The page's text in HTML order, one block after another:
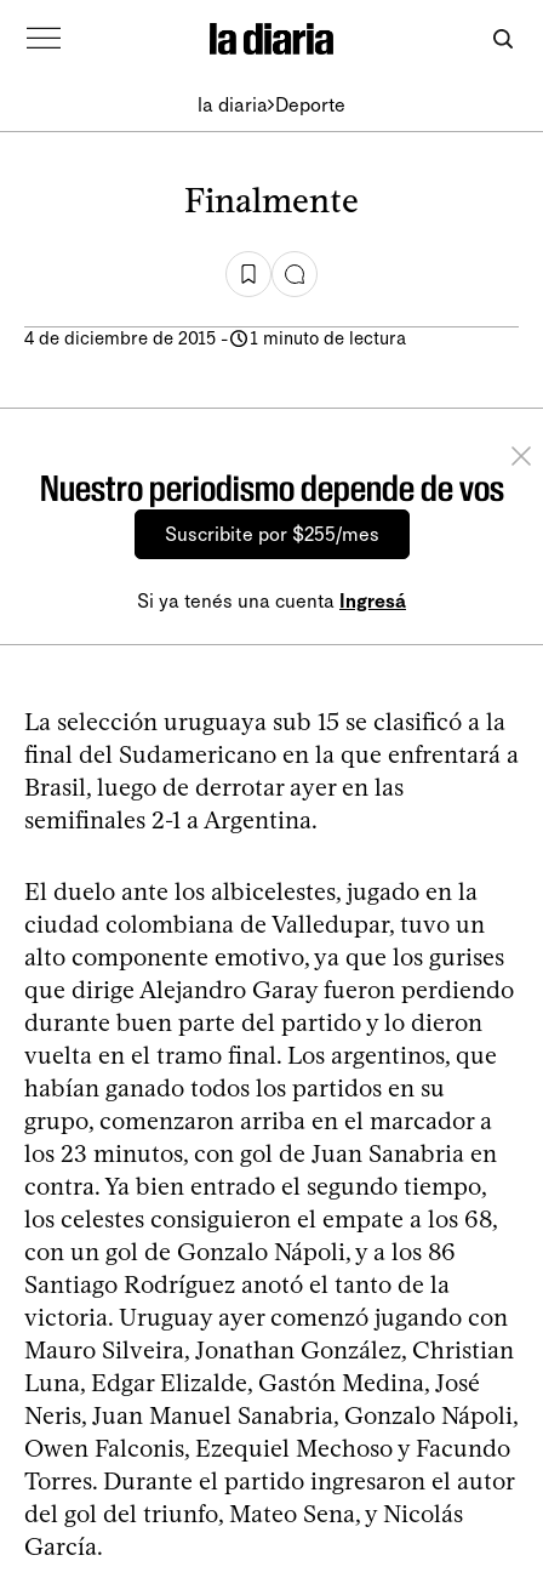
la diaria Deporte
Finalmente
4 de diciembre de 2015 - 1 minuto de lectura
Nuestro periodismo depende de vos
Suscribite por $255/mes
Si ya tenés una cuenta Ingresá
La selección uruguaya sub 15 se clasificó a la
final del Sudamericano en la que enfrentará a
Brasil, luego de derrotar ayer en las
semifinales 2-1 a Argentina.
El duelo ante los albicelestes, jugado en la
ciudad colombiana de Valledupar, tuvo un
alto componente emotivo, ya que los gurises
que dirige Alejandro Garay fueron perdiendo
durante buen parte del partido y lo dieron
vuelta en el tramo final. Los argentinos, que
habían ganado todos los partidos en su
grupo, comenzaron arriba en el marcador a
los 23 minutos, con gol de Juan Sanabria en
contra. Ya bien entrado el segundo tiempo,
los celestes consiguieron el empate a los 68,
con un gol de Gonzalo Nápoli, y a los 86
Santiago Rodríguez anotó el tanto de la
victoria. Uruguay ayer comenzó jugando con
Mauro Silveira, Jonathan González, Christian
Luna, Edgar Elizalde, Gastón Medina, José
Neris, Juan Manuel Sanabria, Gonzalo Nápoli,
Owen Falconis, Ezequiel Mechoso y Facundo
Torres. Durante el partido ingresaron el autor
del gol del triunfo, Mateo Sena, y Nicolás
García.